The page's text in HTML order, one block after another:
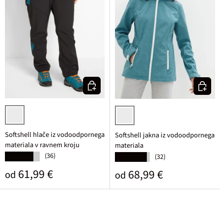
črna
Softshell hlače iz vodoodpornega
materiala v ravnem kroju
(36)
Običajna cena
od 61,99 €
Izberi varianto
turkizna melirana
Softshell jakna iz vodoodpornega
materiala
(32)
Običajna cena
od 68,99 €
Izberi